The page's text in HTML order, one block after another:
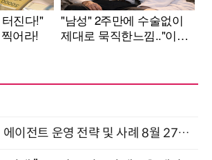
성과를 만드는 AI 에이전트 운영 전략 및 사례 8월 27일 개최